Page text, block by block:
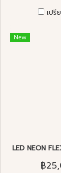
เปรี
New
LED NEON
฿